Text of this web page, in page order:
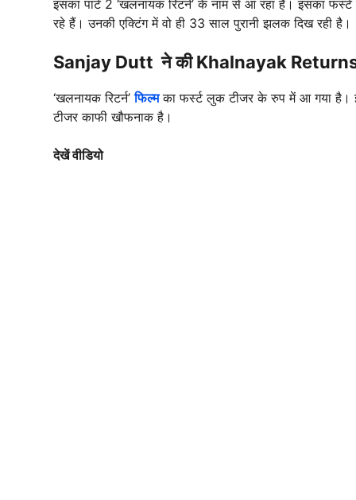
इसका पार्ट 2 ‘खलनायक रिटर्न’ के नाम से आ रहा है। इसका
रहे हैं। उनकी एक्टिंग में वो ही 33 साल पुरानी झलक दिख रही है।
Sanjay Dutt ने की Khalnayak Returns
‘खलनायक रिटर्न’फिल्मका फर्स्ट लुक टीजर के रुप में आ गया है।
टीजर काफी खौफनाक है।
देखें वीडियो